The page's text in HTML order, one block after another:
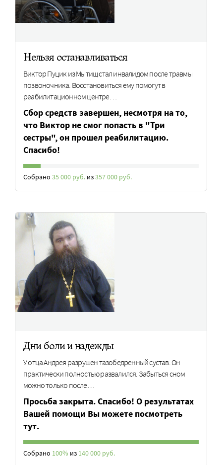
Нельзя останавливаться
Виктор Пуцик из Мытищ стал инвалидом после травмы
позвоночника. Восстановиться ему помогут в
реабилитационном центре…
Сбор средств завершен, несмотря на то,
что Виктор не смог попасть в "Три
сестры", он прошел реабилитацию.
Спасибо!
Собрано 35 000 руб. из357 000 руб.
Дни боли и надежды
У отца Андрея разрушен тазобедренный сустав. Он
практически полностью развалился. Забыться сном
можно только после…
Просьба закрыта. Спасибо! О результатах
Вашей помощи Вы можете посмотреть
тут.
Собрано 100% из 140 000 руб.